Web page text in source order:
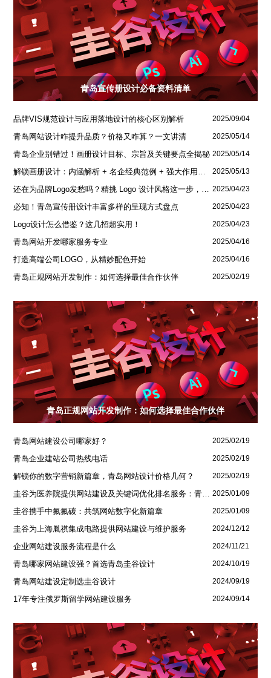
青岛宣传册设计必备资料清单
品牌VIS规范设计与应用落地设计的核心区别解析 2025/09/04
青岛网站设计咋提升品质？价格又咋算？一文讲清 2025/05/14
青岛企业别错过！画册设计目标、宗旨及关键要点全揭秘 2025/05/14
解锁画册设计：内涵解析 + 名企经典范例 + 强大作用全揭秘 2025/05/13
还在为品牌Logo发愁吗？精挑 Logo 设计风格这一步，轻松铸就独属于你的品牌魅力 2025/04/23
必知！青岛宣传册设计丰富多样的呈现方式盘点 2025/04/23
Logo设计怎么借鉴？这几招超实用！ 2025/04/23
青岛网站开发哪家服务专业 2025/04/16
打造高端公司LOGO，从精妙配色开始 2025/04/16
青岛正规网站开发制作：如何选择最佳合作伙伴 2025/02/19
青岛正规网站开发制作：如何选择最佳合作伙伴
青岛网站建设公司哪家好？ 2025/02/19
青岛企业建站公司热线电话 2025/02/19
解锁你的数字营销新篇章，青岛网站设计价格几何？ 2025/02/19
2025/01/09
圭谷携手中氟氟碳：共筑网站数字化新篇章 2025/01/09
圭谷为上海胤祺集成电路提供网站建设与维护服务 2024/12/12
企业网站建设服务流程是什么 2024/11/21
青岛哪家网站建设强？首选青岛圭谷设计 2024/10/19
青岛网站建设定制选圭谷设计 2024/09/19
17年专注俄罗斯留学网站建设服务 2024/09/14